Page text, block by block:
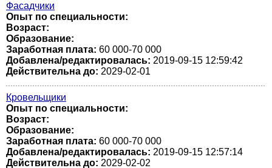
Фасадчики
Опыт по специальности:
Возраст:
Образование:
Заработная плата: 60 000-70 000
Добавлена/редактировалась: 2019-09-15 12:59:42
Действительна до: 2029-02-01
Кровельщики
Опыт по специальности:
Возраст:
Образование:
Заработная плата: 60 000-70 000
Добавлена/редактировалась: 2019-09-15 12:57:14
Действительна до: 2029-02-02